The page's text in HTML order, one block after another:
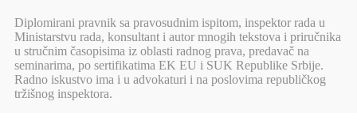
Diplomirani pravnik sa pravosudnim ispitom, inspektor rada u
Ministarstvu rada, konsultant i autor mnogih tekstova i priručnika
u stručnim časopisima iz oblasti radnog prava, predavač na
seminarima, po sertifikatima EK EU i SUK Republike Srbije.
Radno iskustvo ima i u advokaturi i na poslovima republičkog
tržišnog inspektora.